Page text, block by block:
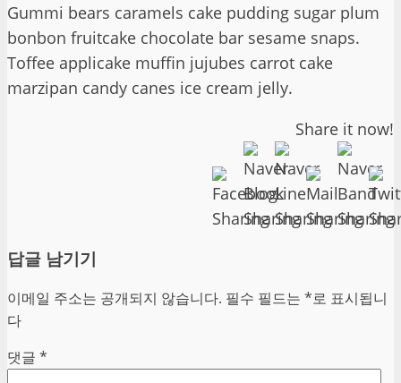
Gummi bears caramels cake pudding sugar plum
bonbon fruitcake chocolate bar sesame snaps.
Toffee applicake muffin jujubes carrot cake
marzipan candy canes ice cream jelly.
Share it now!
답글 남기기
이메일 주소는 공개되지 않습니다. 필수 필드는 *로 표시됩니
다
댓글 *